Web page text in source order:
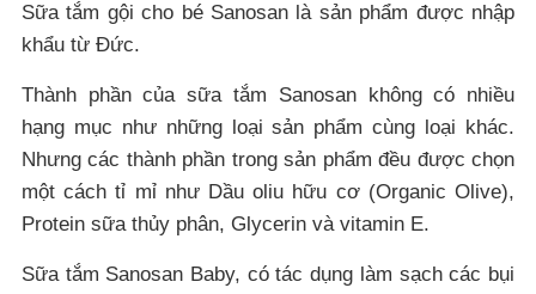
Sữa tắm gội cho bé Sanosan là sản phẩm được nhập
khẩu từ Đức.
Thành phần của sữa tắm Sanosan không có nhiều
hạng mục như những loại sản phẩm cùng loại khác.
Nhưng các thành phần trong sản phẩm đều được chọn
một cách tỉ mỉ như Dầu oliu hữu cơ (Organic Olive),
Protein sữa thủy phân, Glycerin và vitamin E.
Sữa tắm Sanosan Baby, có tác dụng làm sạch các bụi